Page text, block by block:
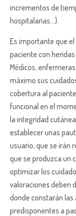
incrementos de
hospitalarias…).
Es importante que
paciente con
Médicos,
máximo sus
cobertura al
funcional en el
la integridad
establecer unas
usuario, que se irán
que se produzca un
optimizar los
valoraciones deben
donde constarán
predisponentes a